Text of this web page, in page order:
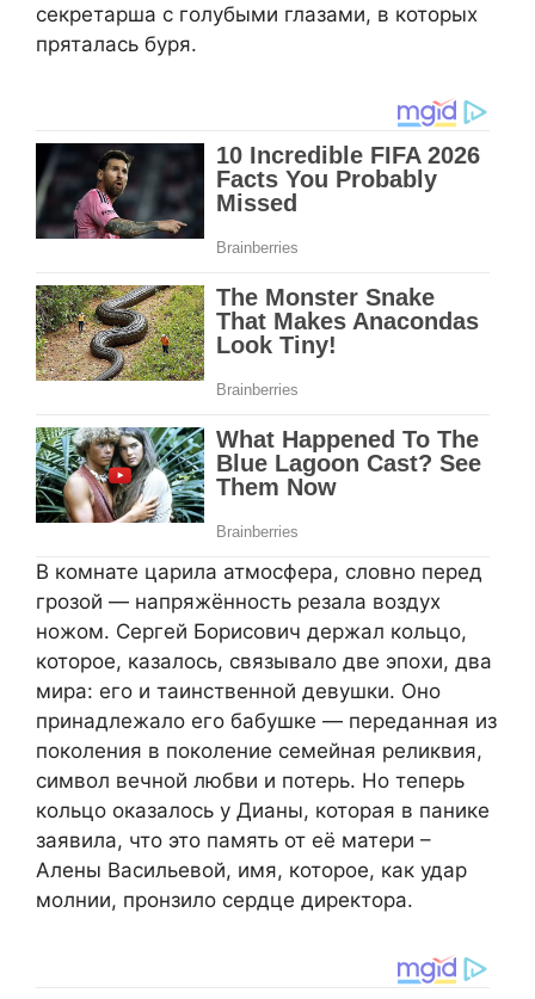
секретарша с голубыми глазами, в которых
пряталась буря.
В комнате царила атмосфера, словно перед
грозой — напряжённость резала воздух
ножом. Сергей Борисович держал кольцо,
которое, казалось, связывало две эпохи, два
мира: его и таинственной девушки. Оно
принадлежало его бабушке — переданная из
поколения в поколение семейная реликвия,
символ вечной любви и потерь. Но теперь
кольцо оказалось у Дианы, которая в панике
заявила, что это память от её матери –
Алены Васильевой, имя, которое, как удар
молнии, пронзило сердце директора.